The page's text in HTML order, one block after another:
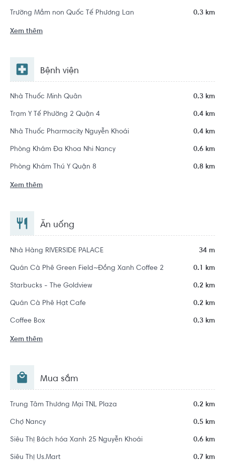
Trường Mầm non Quốc Tế Phương Lan 0.3 km
Xem thêm
Bệnh viện
Nhà Thuốc Minh Quân 0.3 km
Trạm Y Tế Phường 2 Quận 4 0.4 km
Nhà Thuốc Pharmacity Nguyễn Khoái 0.4 km
Phòng Khám Đa Khoa Nhi Nancy 0.6 km
Phòng Khám Thú Y Quận 8 0.8 km
Xem thêm
Ăn uống
Nhà Hàng RIVERSIDE PALACE 34 m
Quán Cà Phê Green Field~Đồng Xanh Coffee 2 0.1 km
Starbucks - The Goldview 0.2 km
Quán Cà Phê Hạt Cafe 0.2 km
Coffee Box 0.3 km
Xem thêm
Mua sắm
Trung Tâm Thương Mại TNL Plaza 0.2 km
Chợ Nancy 0.5 km
Siêu Thị Bách hóa Xanh 25 Nguyễn Khoái 0.6 km
Siêu Thị Us.Mart 0.7 km